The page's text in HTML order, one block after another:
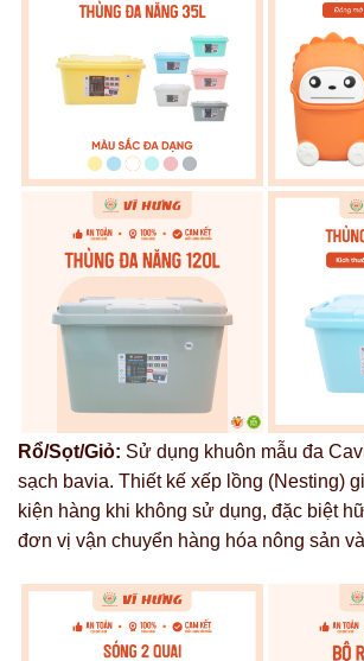
Rổ/Sọt/Giỏ: Sử dụng khuôn mẫu đa
sạch bavia. Thiết kế xếp lồng (Nesting)
kiện hàng khi không sử dụng, đặc biệt
đơn vị vận chuyển hàng hóa nông sản